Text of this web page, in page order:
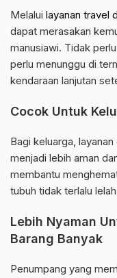
Melalui layanan travel
dapat merasakan
manusiawi. Tidak
perlu menunggu di
kendaraan lanjutan
Cocok Untuk
Bagi keluarga,
menjadi lebih aman
membantu
tubuh tidak terlalu
Lebih Nyaman
Barang Banyak
Penumpang yang